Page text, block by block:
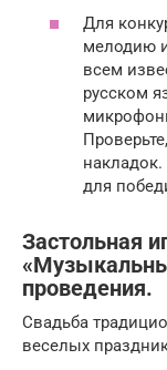
Для
мелодию
всем
русском
накладок.
для
Застольная
проведения.
Свадьба
веселых